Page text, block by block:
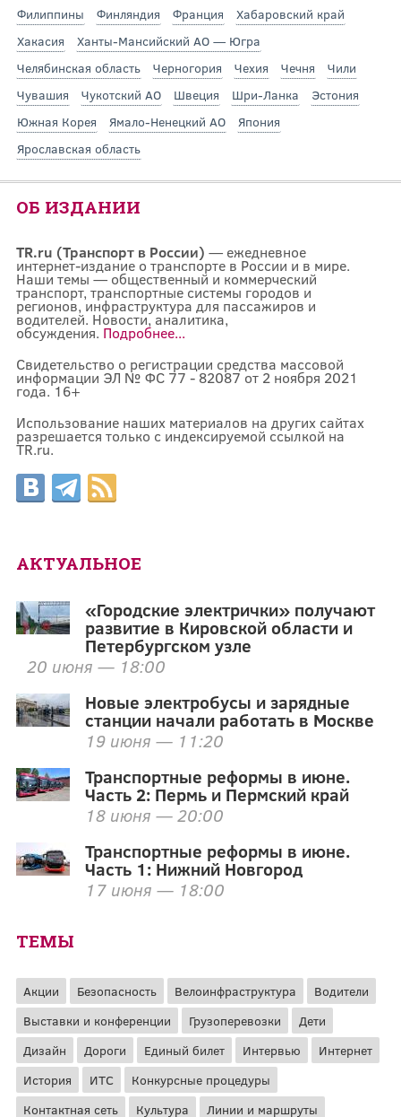
Филиппины
Финляндия Франция
Хабаровский край
Хакасия
Ханты-Мансийский АО — Югра
Челябинская область
Черногория Чехия Чечня
Чили
Чувашия
Чукотский АО Швеция Шри-Ланка
Эстония
Южная Корея
Ямало-Ненецкий АО
Япония
Ярославская область
ОБ ИЗДАНИИ
TR.ru (Транспорт в России) — ежедневное
интернет-издание о транспорте в России и в мире.
Наши темы — общественный и коммерческий
транспорт, транспортные системы городов и
регионов, инфраструктура для пассажиров и
водителей. Новости, аналитика,
обсуждения. Подробнее...
Свидетельство о регистрации средства массовой
информации ЭЛ № ФС 77 - 82087 от 2 ноября 2021
года. 16+
Использование наших материалов на других сайтах
разрешается только с индексируемой ссылкой на
TR.ru.
АКТУАЛЬНОЕ
«Городские электрички» получают
развитие в Кировской области и
Петербургском узле
20 июня — 18:00
Новые электробусы и зарядные
станции начали работать в Москве
19 июня — 11:20
Транспортные реформы в июне.
Часть 2: Пермь и Пермский край
18 июня — 20:00
Транспортные реформы в июне.
Часть 1: Нижний Новгород
17 июня — 18:00
ТЕМЫ
Акции Безопасность Велоинфраструктура
Водители
Выставки и конференции
Грузоперевозки
Дети
Дизайн
Дороги Единый билет Интервью
Интернет
История
ИТС
Конкурсные процедуры
Контактная сеть
Культура Линии и маршруты